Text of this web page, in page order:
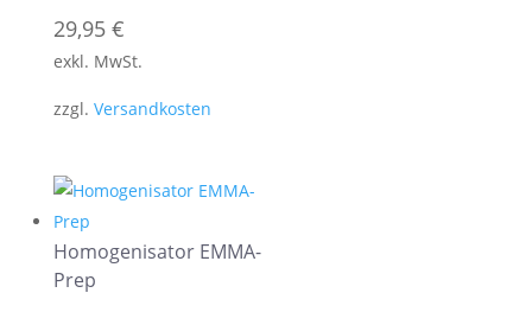
29,95€
exkl. MwSt.
zzgl.Versandkosten
Homogenisator EMMA-
Prep